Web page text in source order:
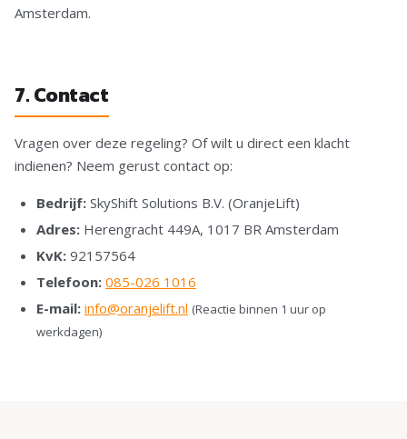
Amsterdam.
7. Contact
Vragen over deze regeling? Of wilt u direct een klacht
indienen? Neem gerust contact op:
Bedrijf: SkyShift Solutions B.V. (OranjeLift)
Adres: Herengracht 449A, 1017 BR Amsterdam
KvK: 92157564
Telefoon: 085-026 1016
E-mail: info@oranjelift.nl (Reactie binnen 1 uur op
werkdagen)